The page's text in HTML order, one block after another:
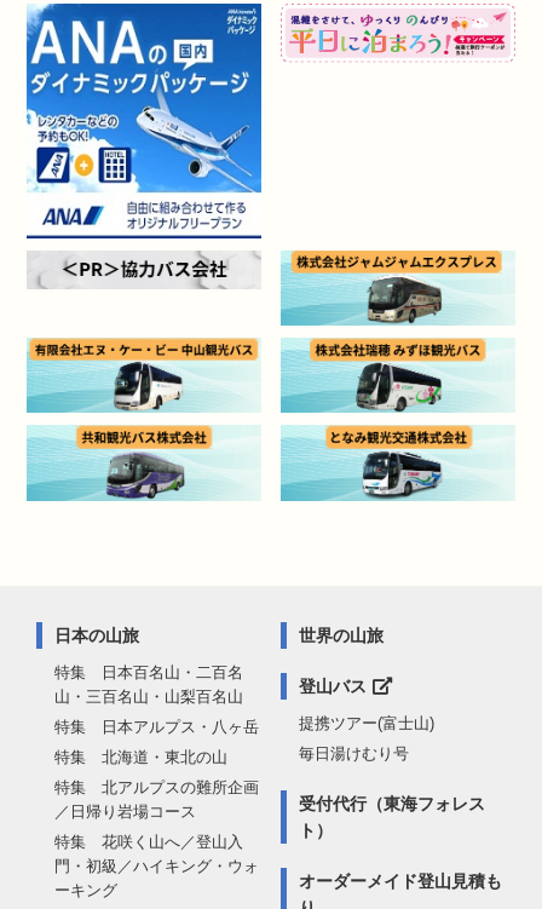
日本の山旅
特集 日本百名山・二百名
山・三百名山・山梨百名山
特集 日本アルプス・八ヶ岳
特集 北海道・東北の山
特集 北アルプスの難所企画
／日帰り岩場コース
特集 花咲く山へ／登山入
門・初級／ハイキング・ウォ
ーキング
世界の山旅
登山バス
提携ツアー(富士山)
毎日湯けむり号
受付代行（東海フォレス
ト）
オーダーメイド登山見積も